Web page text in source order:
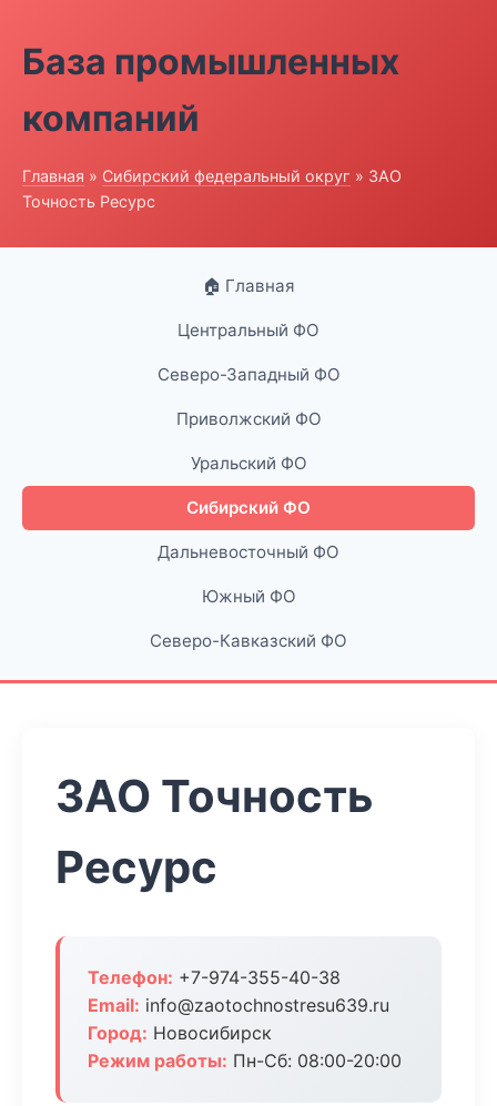
База промышленных
компаний
Главная » Сибирский федеральный округ » ЗАО
Точность Ресурс
🏠 Главная
Центральный ФО
Северо-Западный ФО
Приволжский ФО
Уральский ФО
Сибирский ФО
Дальневосточный ФО
Южный ФО
Северо-Кавказский ФО
ЗАО Точность
Ресурс
Телефон: +7-974-355-40-38
Email: info@zaotochnostresu639.ru
Город: Новосибирск
Режим работы: Пн-Сб: 08:00-20:00